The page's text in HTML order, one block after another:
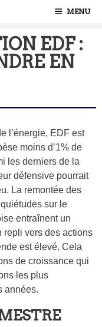
MENU
EDF :
EN
l’énergie, EDF est
moins d’1% de
les derniers de la
défensive pourrait
La remontée des
sur le
entraînent un
repli vers des actions
est élevé. Cela
de croissance qui
les plus
années.